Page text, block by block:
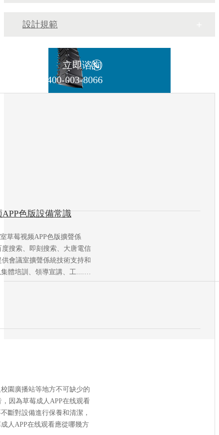
設計規範
立即谘詢
400-003-8066
色版設備常識
草莓视频APP色版擴聲係
搜索、即刻搜索、大唐電信
會議室擴聲係統技術支持和
體培訓、領導宣講、工....…
園廣播站等地方不可缺少的
因為草莓成人APP在线观看
斷對設備進行保養和清潔，
人APP在线观看應從哪幾方